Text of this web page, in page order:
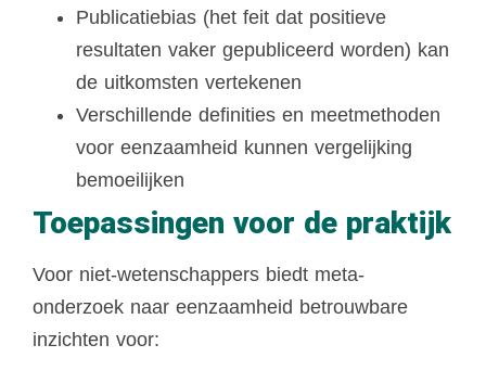
Publicatiebias (het feit dat positieve
resultaten vaker gepubliceerd worden) kan
de uitkomsten vertekenen
Verschillende definities en meetmethoden
voor eenzaamheid kunnen vergelijking
bemoeilijken
Toepassingen voor de praktijk
Voor niet-wetenschappers biedt meta-
onderzoek naar eenzaamheid betrouwbare
inzichten voor: